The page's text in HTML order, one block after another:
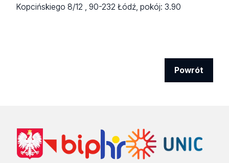
Kopcińskiego 8/12 ,90-232 Łódź,pokój: 3.90
Powrót